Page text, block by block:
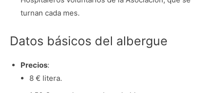
turnan cada mes.
Datos básicos del albergue
Precios:
8 € litera.